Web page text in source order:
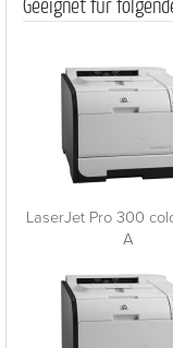
LaserJet Pro 300
A